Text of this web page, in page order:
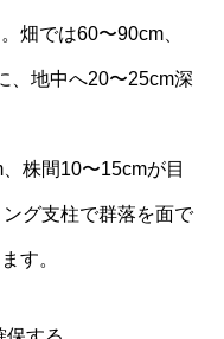
畑では60〜90cm、
、地中へ20〜25cm深
株間10〜15cmが目
グ支柱で群落を面で
す。